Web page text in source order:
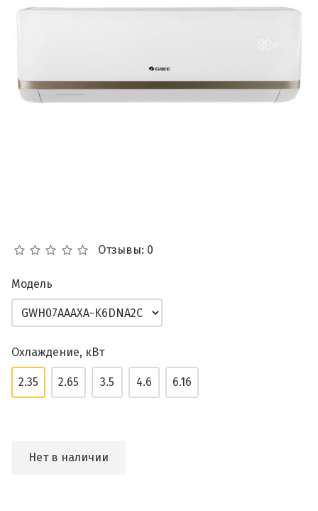
Отзывы: 0
Модель
Охлаждение, кВт
2.35 2.65 3.5 4.6 6.16
Нет в наличии